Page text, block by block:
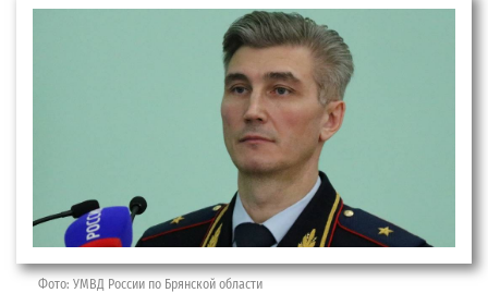
Фото: УМВД России по Брянской области